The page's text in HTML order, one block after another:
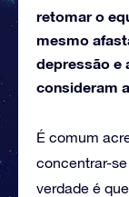
retomar o
mesmo
depressão e
consideram
É comum
concentrar-
verdade é